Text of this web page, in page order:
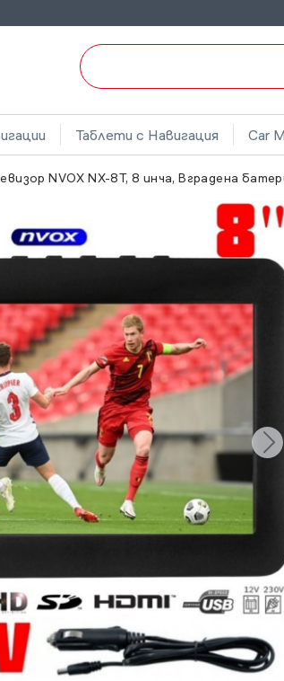
Таблети с Навигация Car
NVOX NX-8T, 8 инча, Вградена